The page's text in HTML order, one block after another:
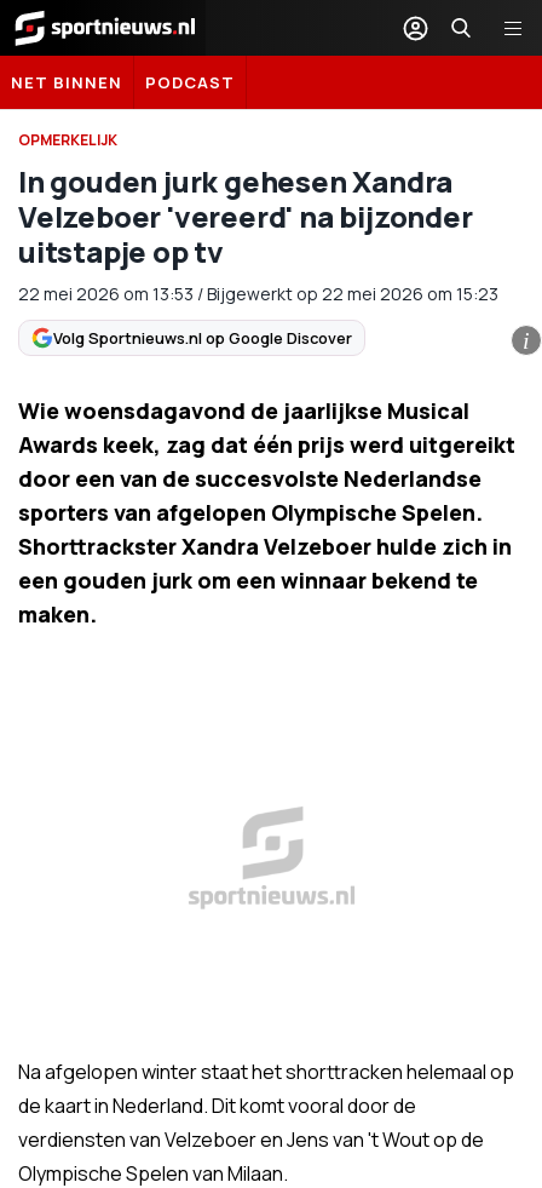
Sportnieuws.nl
NET BINNEN PODCAST
OPMERKELIJK
In gouden jurk gehesen Xandra
Velzeboer 'vereerd' na bijzonder
uitstapje op tv
22 mei 2026 om 13:53 /Bijgewerkt op 22 mei 2026 om 15:23
Volg Sportnieuws.nl op Google Discover i
Wie woensdagavond de jaarlijkse Musical
Awards keek, zag dat één prijs werd uitgereikt
door een van de succesvolste Nederlandse
sporters van afgelopen Olympische Spelen.
Shorttrackster Xandra Velzeboer hulde zich in
een gouden jurk om een winnaar bekend te
maken.
Na afgelopen winter staat het shorttracken helemaal op
de kaart in Nederland. Dit komt vooral door de
verdiensten van Velzeboer en Jens van 't Wout op de
Olympische Spelen van Milaan.